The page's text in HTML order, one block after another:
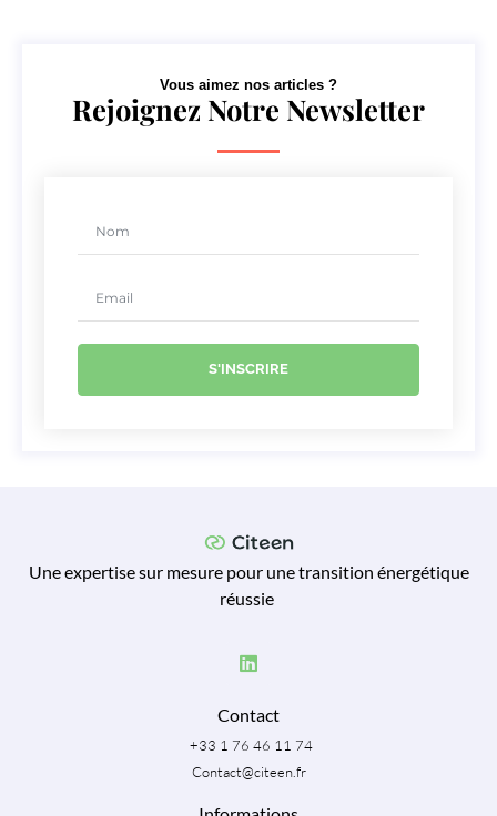
Vous aimez nos articles ?
Rejoignez Notre Newsletter
S'INSCRIRE
Une expertise sur mesure pour une transition énergétique
réussie
Contact
+33 1 76 46 11 74
Contact@citeen.fr